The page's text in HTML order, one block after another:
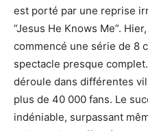
est porté par une reprise
“Jesus He Knows Me”.
commencé une série de 8
spectacle presque
déroule dans différentes
plus de 40 000 fans. Le
indéniable, surpassant